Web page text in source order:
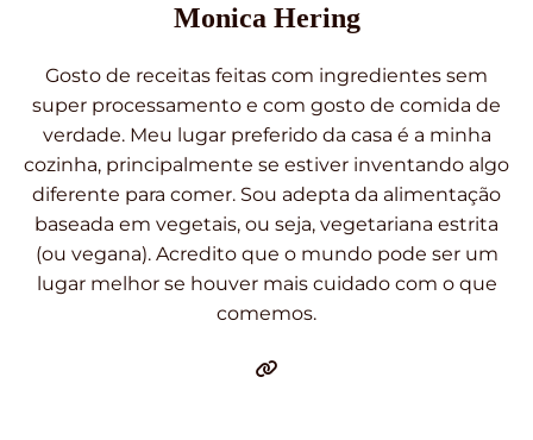
Monica Hering
Gosto de receitas feitas com ingredientes sem
super processamento e com gosto de comida de
verdade. Meu lugar preferido da casa é a minha
cozinha, principalmente se estiver inventando algo
diferente para comer. Sou adepta da alimentação
baseada em vegetais, ou seja, vegetariana estrita
(ou vegana). Acredito que o mundo pode ser um
lugar melhor se houver mais cuidado com o que
comemos.